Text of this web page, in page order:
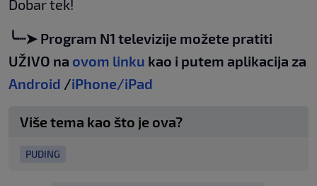
Dobar tek!
╰┈➤ Program N1 televizije možete pratiti
UŽIVO na ovom linku kao i putem aplikacija za
Android /iPhone/iPad
Više tema kao što je ova?
PUDING